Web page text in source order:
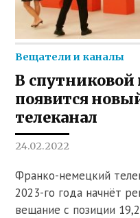
Вещатели и каналы
В спутниковой
появится
телеканал
24.02.2022
Франко-немецкий
2023-го года начнёт
вещание с позиции